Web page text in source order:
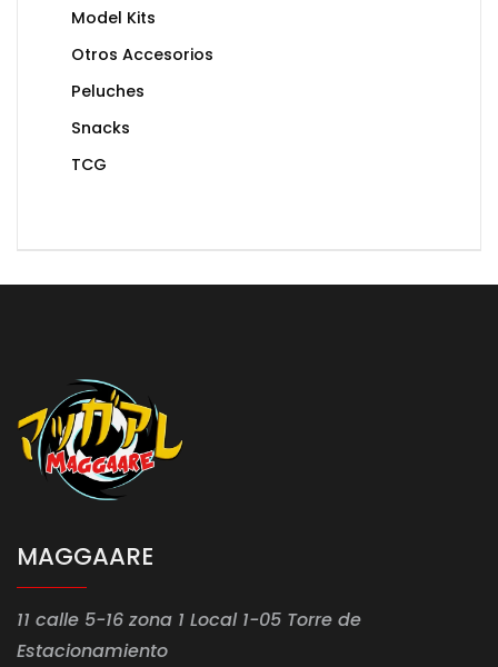
Model Kits
Otros Accesorios
Peluches
Snacks
TCG
MAGGAARE
11 calle 5-16 zona 1 Local 1-05 Torre de
Estacionamiento